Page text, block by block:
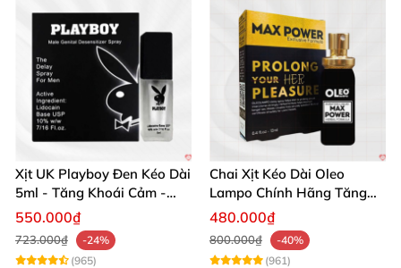
Xịt UK Playboy Đen Kéo Dài
5ml - Tăng Khoái Cảm -
Đặt Ngay
550.000₫
723.000₫
-24%
(965)
Chai Xịt Kéo Dài Oleo
Lampo Chính Hãng Tăng
Cường Sức Mạnh Nam
480.000₫
800.000₫
-40%
(961)